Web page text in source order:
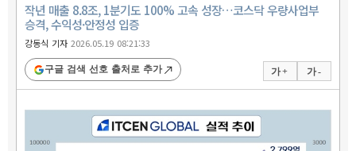
작년 매출 8.8조, 1분기도 100% 고속 성장…코스닥 우량사업부
승격, 수익성·안정성 입증
강동식 기자2026.05.19 08:21:33
가 + 가 -
구글 검색 선호 출처로 추가